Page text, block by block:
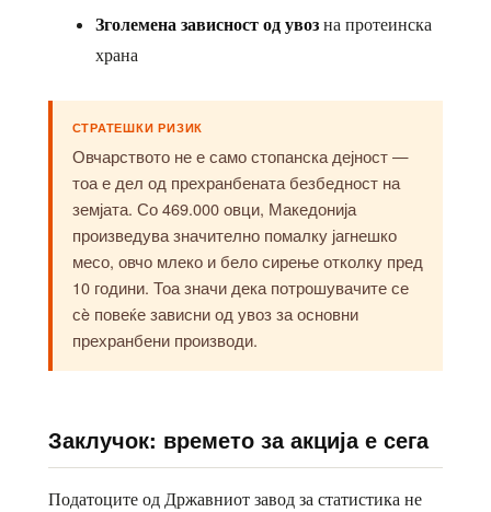
Зголемена зависност од увоз на протеинска
храна
СТРАТЕШКИ РИЗИК
Овчарството не е само стопанска дејност —
тоа е дел од прехранбената безбедност на
земјата. Со 469.000 овци, Македонија
произведува значително помалку јагнешко
месо, овчо млеко и бело сирење отколку пред
10 години. Тоа значи дека потрошувачите се
сè повеќе зависни од увоз за основни
прехранбени производи.
Заклучок: времето за акција е сега
Податоците од Државниот завод за статистика не